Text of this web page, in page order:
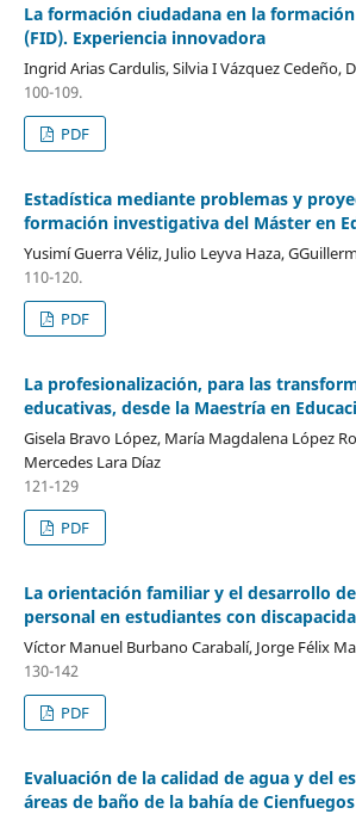
La formación ciudadana en la
(FID). Experiencia innovadora
Ingrid Arias Cardulis, Silvia I Vázquez Cedeño,
100-109.
PDF
Estadística mediante problemas y
formación investigativa del Máster en
Yusimí Guerra Véliz, Julio Leyva Haza,
110-120.
PDF
La profesionalización, para las
educativas, desde la Maestría en
Gisela Bravo López, María Magdalena López
Mercedes Lara Díaz
121-129
PDF
La orientación familiar y el desarrollo
personal en estudiantes con
Víctor Manuel Burbano Carabalí, Jorge Félix
130-142
PDF
Evaluación de la calidad de agua y del
áreas de baño de la bahía de Cienfuegos